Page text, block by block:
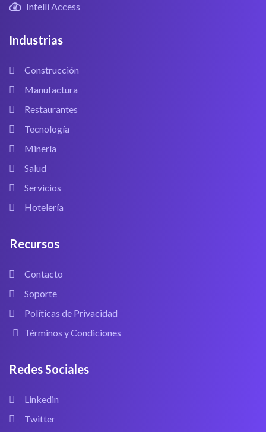
Intelli Access
Industrias
Construcción
Manufactura
Restaurantes
Tecnología
Minería
Salud
Servicios
Hotelería
Recursos
Contacto
Soporte
Políticas de Privacidad
Términos y Condiciones
Redes Sociales
Linkedin
Twitter